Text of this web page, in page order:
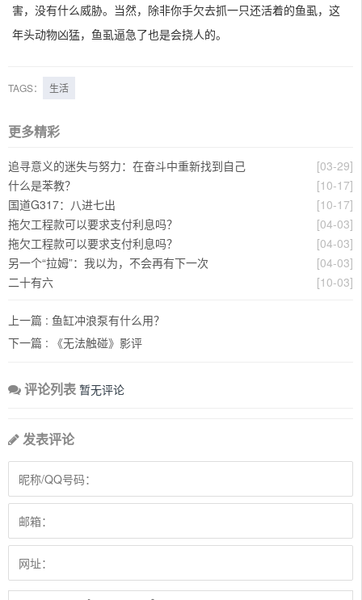
害，没有什么威胁。当然，除非你手欠去抓一只还活着的鱼虱，这
年头动物凶猛，鱼虱逼急了也是会挠人的。
TAGS： 生活
更多精彩
[03-29]
追寻意义的迷失与努力：在奋斗中重新找到自己
[10-17]
什么是苯教？
[10-17]
国道G317：八进七出
[04-03]
拖欠工程款可以要求支付利息吗？
[04-03]
拖欠工程款可以要求支付利息吗？
[04-03]
另一个“拉姆”：我以为，不会再有下一次
[10-03]
二十有六
上一篇 : 鱼缸冲浪泵有什么用？
下一篇 : 《无法触碰》影评
评论列表 暂无评论
发表评论